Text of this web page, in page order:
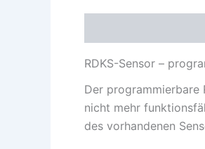
RDKS-Sensor –
Der programmierbare
nicht mehr
des vorhandenen